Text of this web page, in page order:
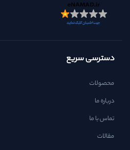
دسترسی سریع
محصولات
درباره ما
تماس با ما
مقالات